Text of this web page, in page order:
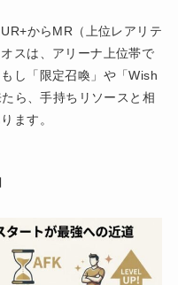
からMR（上位レアリテ
スは、アリーナ上位帯で
し「限定召喚」や「Wish
ら、手持ちリソースと相
ます。